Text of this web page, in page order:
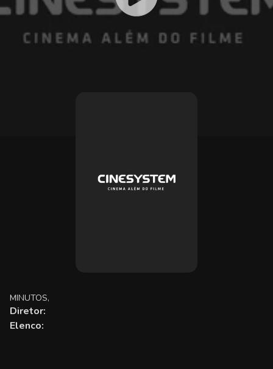
MINUTOS,
Diretor:
Elenco: